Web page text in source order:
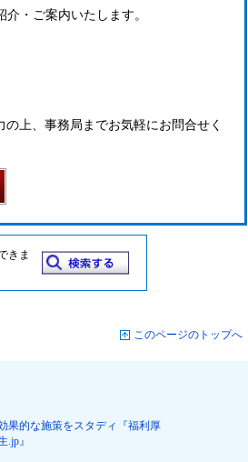
・ご案内いたします。
上、事務局までお気軽にお問合せく
きま
このページのトップへ
果的な施策をスタディ『福利厚
.jp』